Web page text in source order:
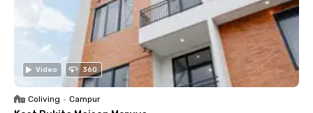
Video 360
Coliving • Campur